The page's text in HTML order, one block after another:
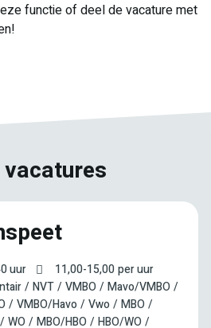
functie of deel de vacature met
uur 11,00-15,00per uur
NVT VMBO
Mavo/VMBO
VMBO/Havo Vwo
MBO
WO MBO/HBO
HBO/WO